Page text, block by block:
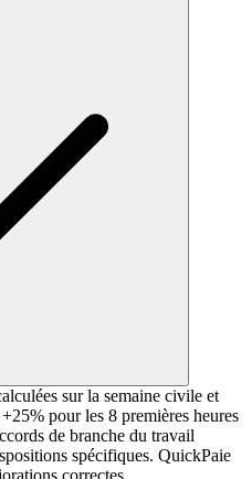
sur la semaine civile et
pour les 8 premières heures
de branche du travail
spécifiques. QuickPaie
correctes.